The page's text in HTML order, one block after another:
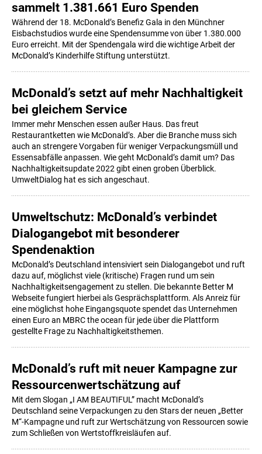
sammelt 1.381.661 Euro Spenden
Während der 18. McDonald’s Benefiz Gala in den Münchner
Eisbachstudios wurde eine Spendensumme von über 1.380.000
Euro erreicht. Mit der Spendengala wird die wichtige Arbeit der
McDonald’s Kinderhilfe Stiftung unterstützt.
McDonald’s setzt auf mehr Nachhaltigkeit
bei gleichem Service
Immer mehr Menschen essen außer Haus. Das freut
Restaurantketten wie McDonald’s. Aber die Branche muss sich
auch an strengere Vorgaben für weniger Verpackungsmüll und
Essensabfälle anpassen. Wie geht McDonald’s damit um? Das
Nachhaltigkeitsupdate 2022 gibt einen groben Überblick.
UmweltDialog hat es sich angeschaut.
Umweltschutz: McDonald’s verbindet
Dialogangebot mit besonderer
Spendenaktion
McDonald’s Deutschland intensiviert sein Dialogangebot und ruft
dazu auf, möglichst viele (kritische) Fragen rund um sein
Nachhaltigkeitsengagement zu stellen. Die bekannte Better M
Webseite fungiert hierbei als Gesprächsplattform. Als Anreiz für
eine möglichst hohe Eingangsquote spendet das Unternehmen
einen Euro an MBRC the ocean für jede über die Plattform
gestellte Frage zu Nachhaltigkeitsthemen.
McDonald’s ruft mit neuer Kampagne zur
Ressourcenwertschätzung auf
Mit dem Slogan „I AM BEAUTIFUL” macht McDonald’s
Deutschland seine Verpackungen zu den Stars der neuen „Better
M“-Kampagne und ruft zur Wertschätzung von Ressourcen sowie
zum Schließen von Wertstoffkreisläufen auf.